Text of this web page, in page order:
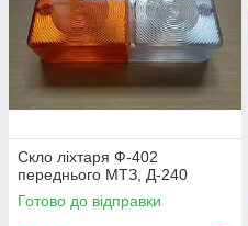
Скло ліхтаря Ф-402
переднього МТЗ, Д-240
Готово до відправки